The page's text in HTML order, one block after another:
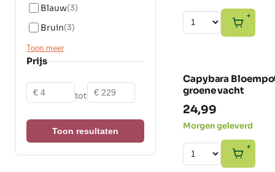
+
Capybara
groene vacht
24,99
Morgen geleverd
+
Blauw(3)
Bruin(3)
Toon meer
Prijs
Vanaf
tot
Tot
Toon resultaten